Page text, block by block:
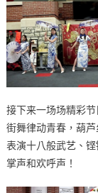
接下来一场场精彩
街舞律动青春，葫
表演十八般武艺、
掌声和欢呼声！